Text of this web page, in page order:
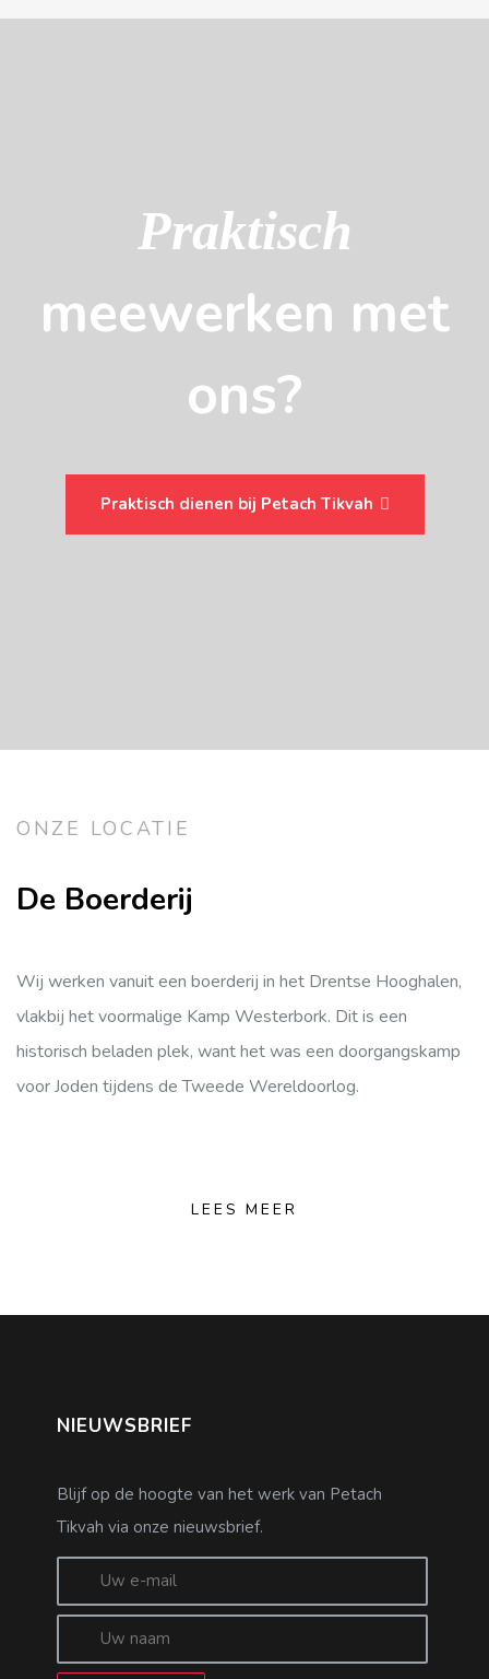
Praktisch
meewerken met
ons?
Praktisch dienen bij Petach Tikvah
ONZE LOCATIE
De Boerderij
Wij werken vanuit een boerderij in het Drentse Hooghalen,
vlakbij het voormalige Kamp Westerbork. Dit is een
historisch beladen plek, want het was een doorgangskamp
voor Joden tijdens de Tweede Wereldoorlog.
LEES MEER
NIEUWSBRIEF
Blijf op de hoogte van het werk van Petach
Tikvah via onze nieuwsbrief.